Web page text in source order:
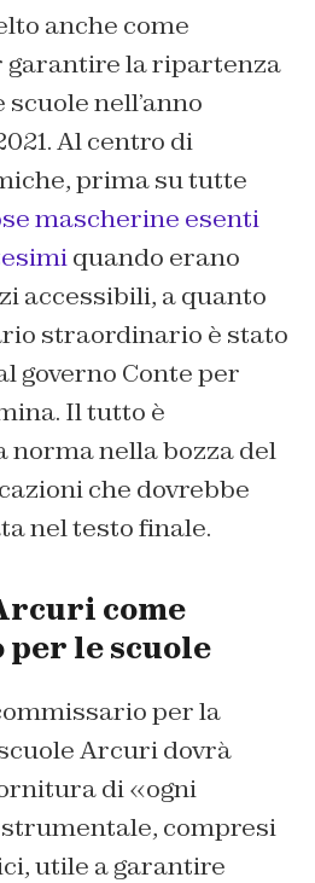
anche come
garantire la ripartenza
nell’anno
Al centro di
prima su tutte
mascherine esenti
quando erano
accessibili, a quanto
straordinario è stato
governo Conte per
Il tutto è
norma nella bozza del
che dovrebbe
nel testo finale.
come
le scuole
per la
Arcuri dovrà
di «ogni
compresi
utile a garantire